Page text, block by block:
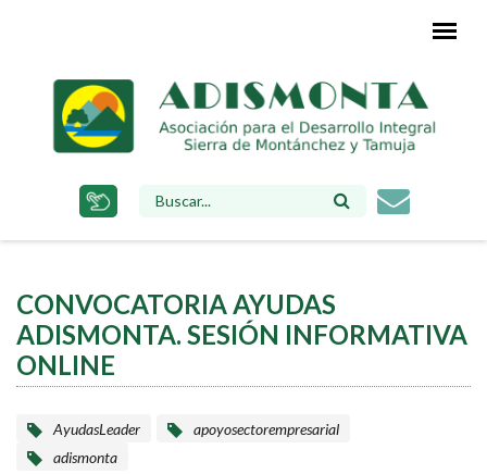
principal
BÚSQUEDA
CONVOCATORIA AYUDAS
ADISMONTA. SESIÓN INFORMATIVA
ONLINE
AyudasLeader
apoyosectorempresarial
adismonta